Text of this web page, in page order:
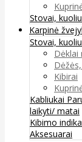
Stovai,
Karpinė
Stovai,
Dėklai
Kibirai
Kabliukai
laikyti/ matai
Kibimo
Aksesuarai